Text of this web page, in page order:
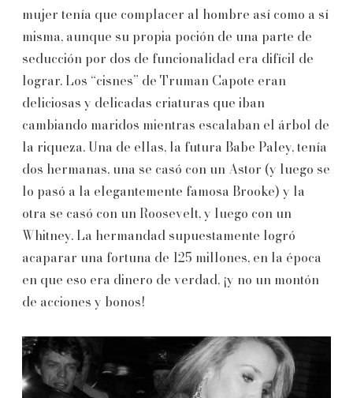
mujer tenía que complacer al hombre así como a sí
misma, aunque su propia poción de una parte de
seducción por dos de funcionalidad era difícil de
lograr. Los “cisnes” de Truman Capote eran
deliciosas y delicadas criaturas que iban
cambiando maridos mientras escalaban el árbol de
la riqueza. Una de ellas, la futura Babe Paley, tenía
dos hermanas, una se casó con un Astor (y luego se
lo pasó a la elegantemente famosa Brooke) y la
otra se casó con un Roosevelt, y luego con un
Whitney. La hermandad supuestamente logró
acaparar una fortuna de 125 millones, en la época
en que eso era dinero de verdad, ¡y no un montón
de acciones y bonos!